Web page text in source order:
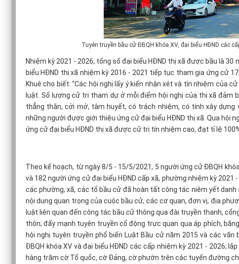
Tuyên truyền bầu cử ĐBQH khóa XV, đại biểu HĐND các
Nhiệm kỳ 2021 - 2026, tổng số đại biểu HĐND thị xã được bầu là
biểu HĐND thị xã nhiệm kỳ 2016 - 2021 tiếp tục tham gia ứng cử
Khuê cho biết: “Các hội nghị lấy ý kiến nhận xét và tín nhiệm của
luật. Số lượng cử tri tham dự ở mỗi điểm hội nghị của thị xã đảm
thẳng thắn, cởi mở, tâm huyết, có trách nhiệm, có tính xây
những người được giới thiệu ứng cử đại biểu HĐND thị xã. Qua hội
ứng cử đại biểu HĐND thị xã được cử tri tín nhiệm cao, đạt tỉ lệ
Theo kế hoạch, từ ngày 8/5 - 15/5/2021, 5 người ứng cử ĐBQH
và 182 người ứng cử đại biểu HĐND cấp xã, phường nhiệm kỳ
các phường, xã, các tổ bầu cử đã hoàn tất công tác niêm yết
nội dung quan trọng của cuộc bầu cử, các cơ quan, đơn vị, địa
luật liên quan đến công tác bầu cử thông qua đài truyền thanh,
thôn; đẩy mạnh tuyên truyền cổ động trực quan qua áp phích,
hội nghị tuyên truyền phổ biến Luật Bầu cử năm 2015 và các
ĐBQH khóa XV và đại biểu HĐND các cấp nhiệm kỳ 2021 - 2026;
hàng trăm cờ Tổ quốc, cờ Đảng, cờ phướn trên các tuyến đường